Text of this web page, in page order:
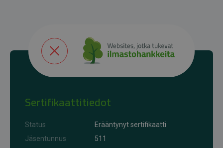
Sertifikaattitiedot
Status
Erääntynyt sertifikaatti
Jäsentunnus
511